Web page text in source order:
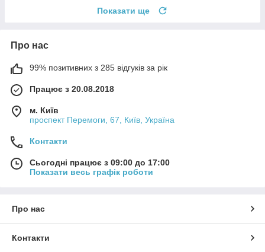
Показати ще
Про нас
99% позитивних з 285 відгуків за рік
Працює з 20.08.2018
м. Київ
проспект Перемоги, 67, Київ, Україна
Контакти
Сьогодні працює з 09:00 до 17:00
Показати весь графік роботи
Про нас
Контакти